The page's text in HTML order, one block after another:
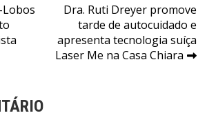
Dra. Ruti Dreyer promove
tarde de autocuidado e
apresenta tecnologia suíça
Laser Me na Casa Chiara